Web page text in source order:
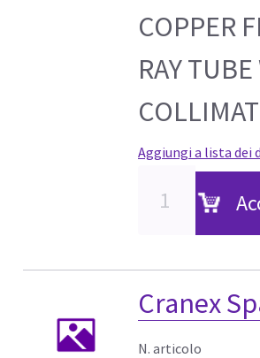
COPPER
RAY
Aggiungi a lista dei
Cranex
N. articolo